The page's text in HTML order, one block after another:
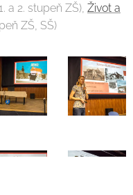
a 2. stupeň ZŠ), Život a
ZŠ, SŠ)